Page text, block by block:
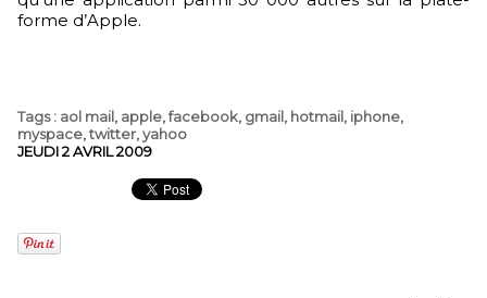
forme d’Apple.
Tags: aol mail, apple,facebook, gmail, hotmail, iphone,
myspace,twitter,yahoo
JEUDI 2 AVRIL 2009